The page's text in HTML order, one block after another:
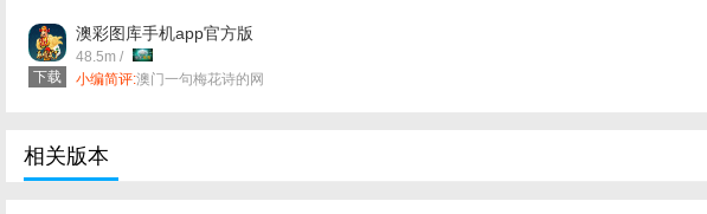
下载
澳彩图库手机app官方版
下载 v57.0.11 安卓版
48.5m /
小编简评:澳门一句梅花诗的网
合gpt-4.0的推理逻辑与百度ai
的海量数据，构建多场景适配
的智能计算平台，让算法更灵
相关版本